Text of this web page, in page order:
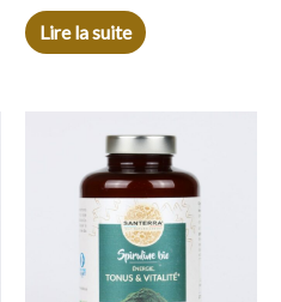
Lire la suite